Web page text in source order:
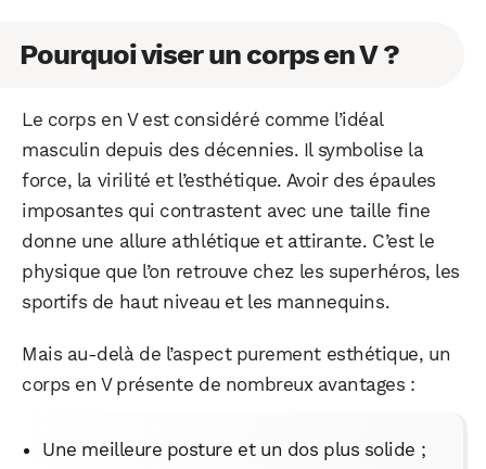
Pourquoi viser un corps en V ?
Le corps en V est considéré comme l’idéal
masculin depuis des décennies. Il symbolise la
force, la virilité et l’esthétique. Avoir des épaules
imposantes qui contrastent avec une taille fine
donne une allure athlétique et attirante. C’est le
physique que l’on retrouve chez les superhéros, les
sportifs de haut niveau et les mannequins.
Mais au-delà de l’aspect purement esthétique, un
corps en V présente de nombreux avantages :
Une meilleure posture et un dos plus solide ;